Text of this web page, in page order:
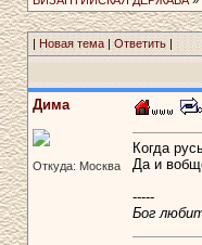
| Новая тема|Ответить|
Дима
Откуда: Москва
Когда
Да и
-----
Бог